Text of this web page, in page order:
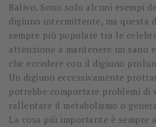
Balivo. Sono solo alcuni esempi
digiuno intermittente, ma questa
sempre più popolare tra le
attenzione a mantenere un sano
che eccedere con il digiuno
Un digiuno eccessivamente
potrebbe comportare problemi di
rallentare il metabolismo o
La cosa più importante è sempre